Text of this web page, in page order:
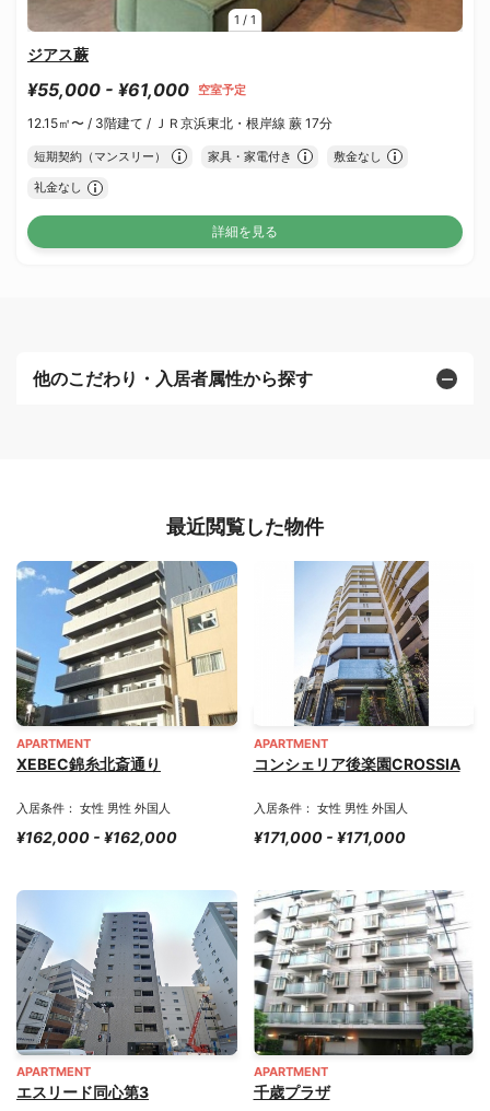
1 / 1
ジアス蕨
¥55,000 - ¥61,000 空室予定
12.15㎡〜 / 3階建て / ＪＲ京浜東北・根岸線 蕨 17分
短期契約（マンスリー） 家具・家電付き 敷金なし
礼金なし
詳細を見る
他のこだわり・入居者属性から探す
最近閲覧した物件
APARTMENT
XEBEC錦糸北斎通り
入居条件： 女性 男性 外国人
¥162,000 - ¥162,000
APARTMENT
コンシェリア後楽園CROSSIA
入居条件： 女性 男性 外国人
¥171,000 - ¥171,000
APARTMENT
エスリード同心第3
APARTMENT
千歳プラザ